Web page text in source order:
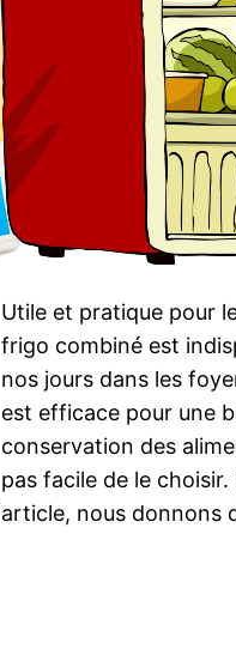
Utile et pratique pour
frigo combiné est
nos jours dans les
est efficace pour une
conservation des
pas facile de le choisir.
article, nous donnons